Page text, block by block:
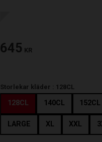
645 KR
Storlekar kläder : 128CL
128CL 140CL 152CL
LARGE XL XXL